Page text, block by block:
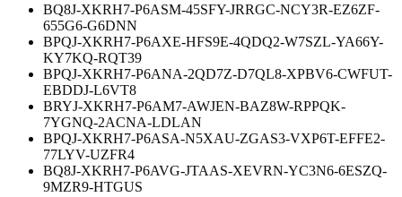
BQ8J-XKRH7-P6ASM-45SFY-JRRGC-NCY3R-EZ6ZF-
655G6-G6DNN
BPQJ-XKRH7-P6AXE-HFS9E-4QDQ2-W7SZL-YA66Y-
KY7KQ-RQT39
BPQJ-XKRH7-P6ANA-2QD7Z-D7QL8-XPBV6-CWFUT-
EBDDJ-L6VT8
BRYJ-XKRH7-P6AM7-AWJEN-BAZ8W-RPPQK-
7YGNQ-2ACNA-LDLAN
BPQJ-XKRH7-P6ASA-N5XAU-ZGAS3-VXP6T-EFFE2-
77LYV-UZFR4
BQ8J-XKRH7-P6AVG-JTAAS-XEVRN-YC3N6-6ESZQ-
9MZR9-HTGUS